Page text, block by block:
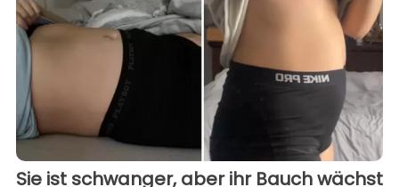
Sie ist schwanger, aber ihr Bauch wächst